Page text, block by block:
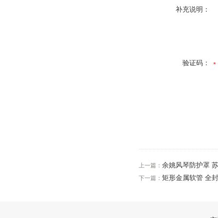
补充说明：
验证码：
上一篇： 余姚风琴防护罩
下一篇： 矩形金属软管 全